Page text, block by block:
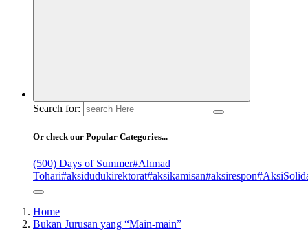
Search for:
Or check our Popular Categories...
(500) Days of Summer#Ahmad
Tohari#aksidudukirektorat#aksikamisan#aksirespon
Home
Bukan Jurusan yang “Main-main”